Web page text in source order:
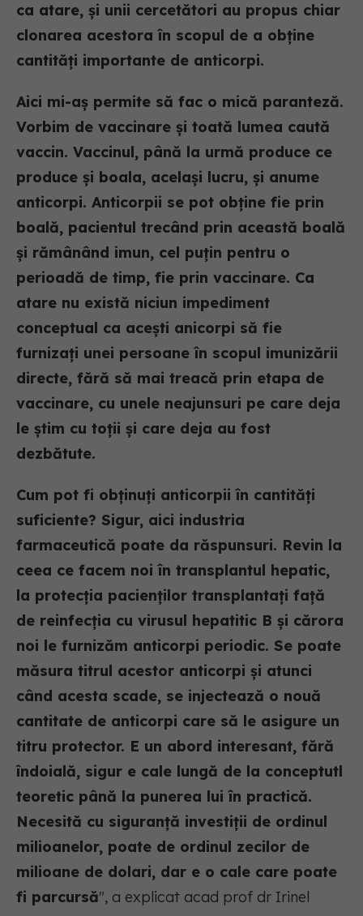
ca atare, și unii cercetători au propus chiar
clonarea acestora în scopul de a obține
cantități importante de anticorpi.
Aici mi-aș permite să fac o mică paranteză.
Vorbim de vaccinare și toată lumea caută
vaccin. Vaccinul, până la urmă produce ce
produce și boala, același lucru, și anume
anticorpi. Anticorpii se pot obține fie prin
boală, pacientul trecând prin această boală
și rămânând imun, cel puțin pentru o
perioadă de timp, fie prin vaccinare. Ca
atare nu există niciun impediment
conceptual ca acești anicorpi să fie
furnizați unei persoane în scopul imunizării
directe, fără să mai treacă prin etapa de
vaccinare, cu unele neajunsuri pe care deja
le știm cu toții și care deja au fost
dezbătute.
Cum pot fi obținuți anticorpii în cantități
suficiente? Sigur, aici industria
farmaceutică poate da răspunsuri. Revin la
ceea ce facem noi în transplantul hepatic,
la protecția pacienților transplantați față
de reinfecția cu virusul hepatitic B și cărora
noi le furnizăm anticorpi periodic. Se poate
măsura titrul acestor anticorpi și atunci
când acesta scade, se injectează o nouă
cantitate de anticorpi care să le asigure un
titru protector. E un abord interesant, fără
îndoială, sigur e cale lungă de la conceptutl
teoretic până la punerea lui în practică.
Necesită cu siguranță investiții de ordinul
milioanelor, poate de ordinul zecilor de
milioane de dolari, dar e o cale care poate
fi parcursă", a explicat acad prof dr Irinel